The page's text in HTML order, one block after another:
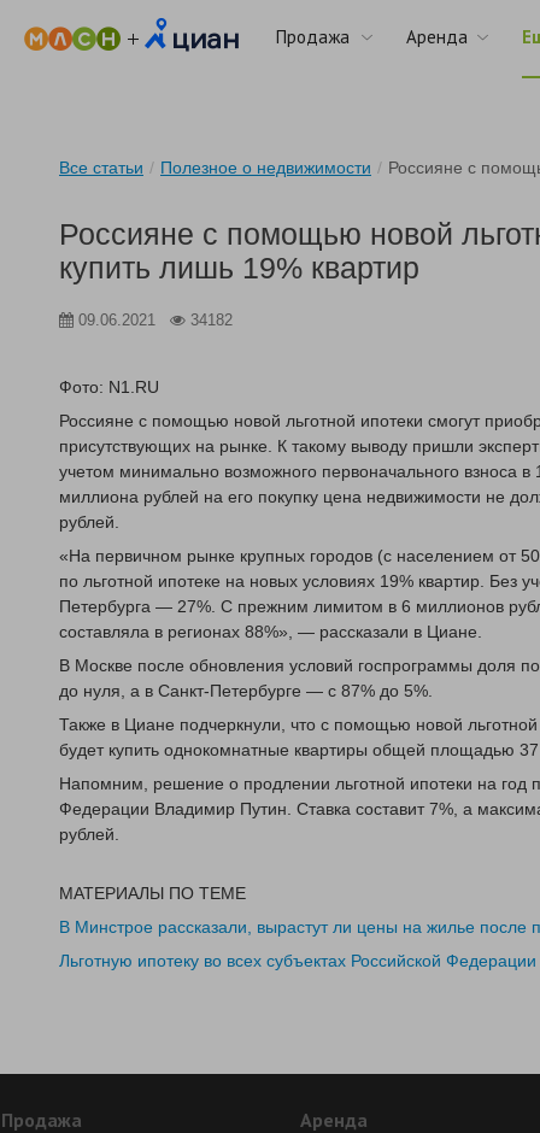
Продажа Аренда
Все статьи / Полезное о недвижимости / Россияне с
Россияне с помощью новой
купить лишь 19% квартир
09.06.2021 34182
Фото: N1.RU
Россияне с помощью новой льготной ипотеки смогут
присутствующих на рынке. К такому выводу пришли
учетом минимально возможного первоначального взноса
миллиона рублей на его покупку цена недвижимости не
рублей.
«На первичном рынке крупных городов (с населением от
по льготной ипотеке на новых условиях 19% квартир. Без
Петербурга — 27%. С прежним лимитом в 6 миллионов
составляла в регионах 88%», — рассказали в Циане.
В Москве после обновления условий госпрограммы доля
до нуля, а в Санкт-Петербурге — с 87% до 5%.
Также в Циане подчеркнули, что с помощью новой
будет купить однокомнатные квартиры общей площадью
Напомним, решение о продлении льготной ипотеки на год
Федерации Владимир Путин. Ставка составит 7%, а
рублей.
МАТЕРИАЛЫ ПО ТЕМЕ
В Минстрое рассказали, вырастут ли цены на жилье после
Льготную ипотеку во всех субъектах Российской
Продажа
Аренда